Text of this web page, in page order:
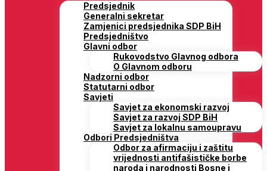
Predsjednik
Generalni sekretar
Zamjenici predsjednika SDP BiH
Predsjedništvo
Glavni odbor
Rukovodstvo Glavnog odbora
O Glavnom odboru
Nadzorni odbor
Statutarni odbor
Savjeti
Savjet za ekonomski razvoj
Savjet za razvoj SDP BiH
Savjet za lokalnu samoupravu
Odbori Predsjedništva
Odbor za afirmaciju i zaštitu
vrijednosti antifašističke borbe
naroda i narodnosti Bosne i